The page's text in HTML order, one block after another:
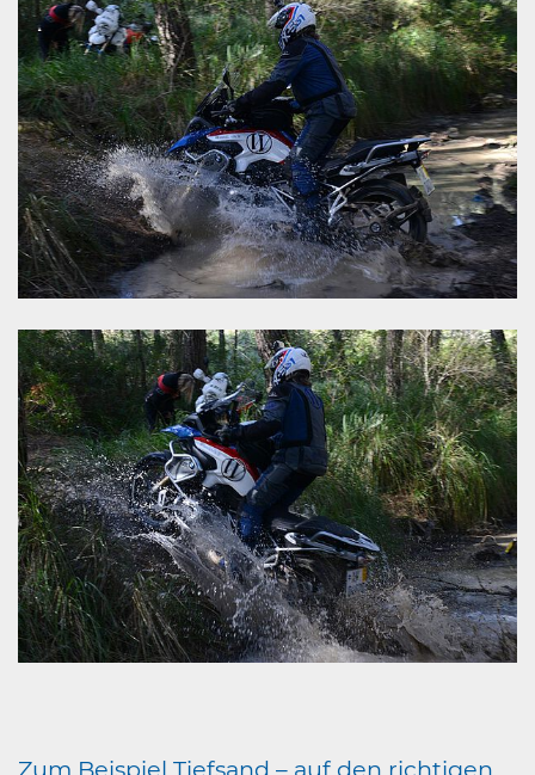
Zum Beispiel Tiefsand – auf den richtigen